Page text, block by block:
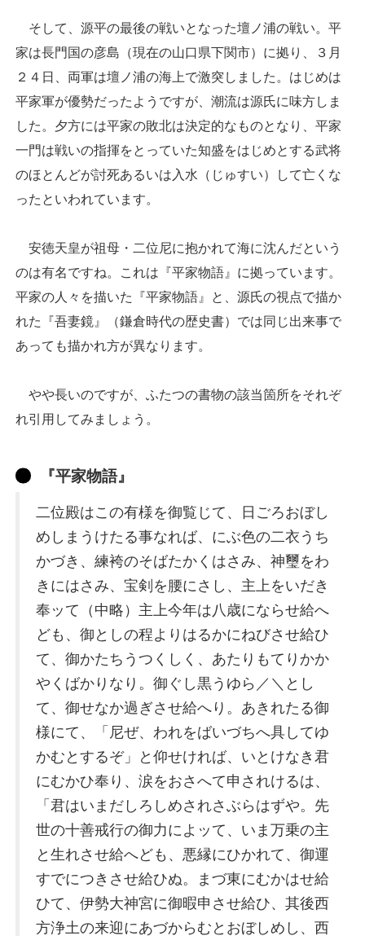
そして、源平の最後の戦いとなった壇ノ浦の戦い。平
家は長門国の彦島（現在の山口県下関市）に拠り、３月
２４日、両軍は壇ノ浦の海上で激突しました。はじめは
平家軍が優勢だったようですが、潮流は源氏に味方しま
した。夕方には平家の敗北は決定的なものとなり、平家
一門は戦いの指揮をとっていた知盛をはじめとする武将
のほとんどが討死あるいは入水（じゅすい）して亡くな
ったといわれています。
安徳天皇が祖母・二位尼に抱かれて海に沈んだという
のは有名ですね。これは『平家物語』に拠っています。
平家の人々を描いた『平家物語』と、源氏の視点で描か
れた『吾妻鏡』（鎌倉時代の歴史書）では同じ出来事で
あっても描かれ方が異なります。
やや長いのですが、ふたつの書物の該当箇所をそれぞ
れ引用してみましょう。
『平家物語』
二位殿はこの有様を御覧じて、日ごろおぼし
めしまうけたる事なれば、にぶ色の二衣うち
かづき、練袴のそばたかくはさみ、神璽をわ
きにはさみ、宝剣を腰にさし、主上をいだき
奉ッて（中略）主上今年は八歳にならせ給へ
ども、御としの程よりはるかにねびさせ給ひ
て、御かたちうつくしく、あたりもてりかか
やくばかりなり。御ぐし黒うゆら／＼とし
て、御せなか過ぎさせ給へり。あきれたる御
様にて、「尼ぜ、われをばいづちへ具してゆ
かむとするぞ」と仰せければ、いとけなき君
にむかひ奉り、涙をおさへて申されけるは、
「君はいまだしろしめされさぶらはずや。先
世の十善戒行の御力によッて、いま万乗の主
と生れさせ給へども、悪縁にひかれて、御運
すでにつきさせ給ひぬ。まづ東にむかはせ給
ひて、伊勢大神宮に御暇申させ給ひ、其後西
方浄土の来迎にあづからむとおぼしめし、西